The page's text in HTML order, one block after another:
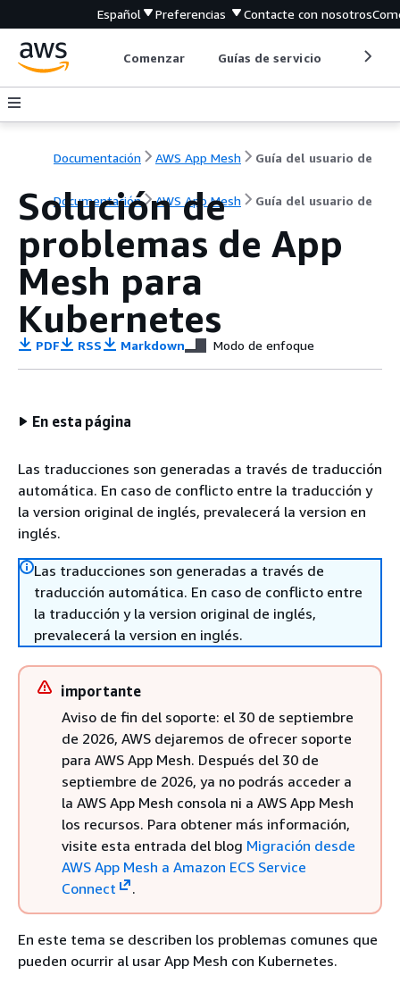
Español Preferencias Contacte con nosotros
Comenzar Guías de servicio
Documentación AWS App Mesh Guía del usuario de
Documentación AWS App Mesh Guía del usuario de
Solución de
problemas de App
Mesh para
Kubernetes
PDF RSS Markdown Modo de enfoque
En esta página
Las traducciones son generadas a través de traducción
automática. En caso de conflicto entre la traducción y
la version original de inglés, prevalecerá la version en
inglés.
Las traducciones son generadas a través de
traducción automática. En caso de conflicto entre
la traducción y la version original de inglés,
prevalecerá la version en inglés.
importante
Aviso de fin del soporte: el 30 de septiembre
de 2026, AWS dejaremos de ofrecer soporte
para AWS App Mesh. Después del 30 de
septiembre de 2026, ya no podrás acceder a
la AWS App Mesh consola ni a AWS App Mesh
los recursos. Para obtener más información,
visite esta entrada del blog Migración desde
AWS App Mesh a Amazon ECS Service
Connect
.
En este tema se describen los problemas comunes que
pueden ocurrir al usar App Mesh con Kubernetes.